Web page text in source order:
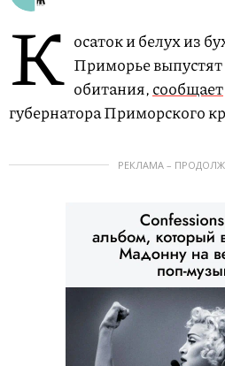
К осаток и белух из
Приморье выпустят
обитания,сообщает
губернатора Приморского
РЕКЛАМА –